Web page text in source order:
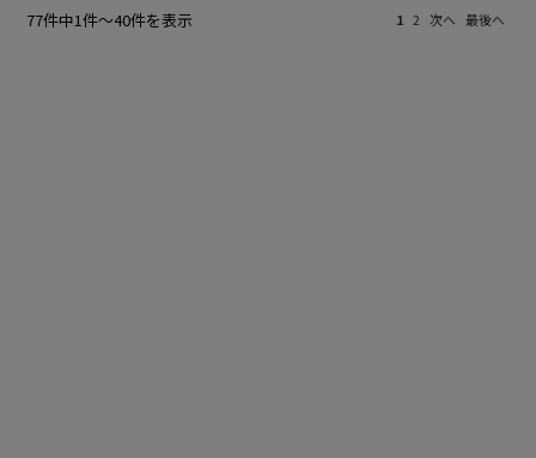
77件中1件～40件を表示 1 2 次へ 最後へ